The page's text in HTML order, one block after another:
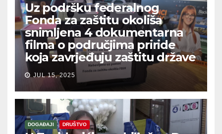
Uz podršku federalnog
Fonda za zaštitu okoliša
snimljena 4 dokumentarna
filma o područjima priride
koja zavrjeđuju zaštitu države
JUL 15, 2025
DOGAĐAJI DRUŠTVO